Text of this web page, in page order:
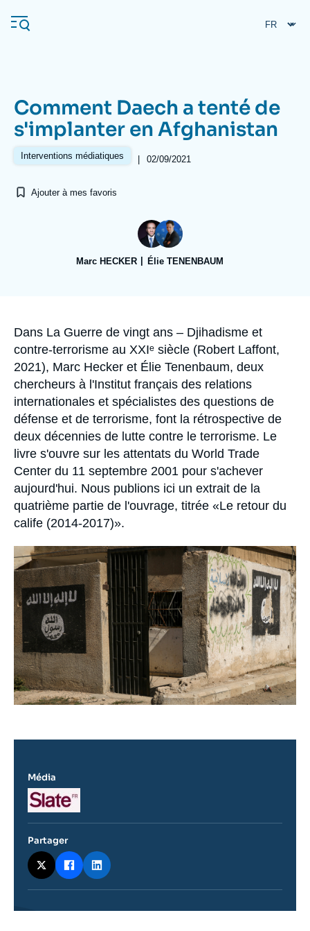
au
contenu
Navigation
principale
L'Ifri
Analyses
Nous soutenir
Recherches fréquentes
Proche-Orient
Comment Daech a tenté de
s'implanter en Afghanistan
Interventions médiatiques | 02/09/2021
Ajouter à mes favoris
Marc HECKER Élie TENENBAUM
Accroche
Dans La Guerre de vingt ans – Djihadisme et
contre-terrorisme au XXIᵉ siècle (Robert Laffont,
2021), Marc Hecker et Élie Tenenbaum, deux
chercheurs à l'Institut français des relations
internationales et spécialistes des questions de
défense et de terrorisme, font la rétrospective de
deux décennies de lutte contre le terrorisme. Le
livre s'ouvre sur les attentats du World Trade
Center du 11 septembre 2001 pour s'achever
aujourd'hui. Nous publions ici un extrait de la
quatrième partie de l'ouvrage, titrée «Le retour du
calife (2014‑2017)».
Image
principale
médiatique
Média
Logo
Partager